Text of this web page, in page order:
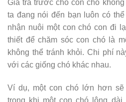
Giá trả trước cho con chó
ta đang nói đến bạn luôn có
nhận nuôi một con chó con đi
thiết để chăm sóc con chó là
không thể tránh khỏi. Chi phí
với các giống chó khác nhau.
Ví dụ, một con chó lớn hơn
trong khi một con chó lông dài